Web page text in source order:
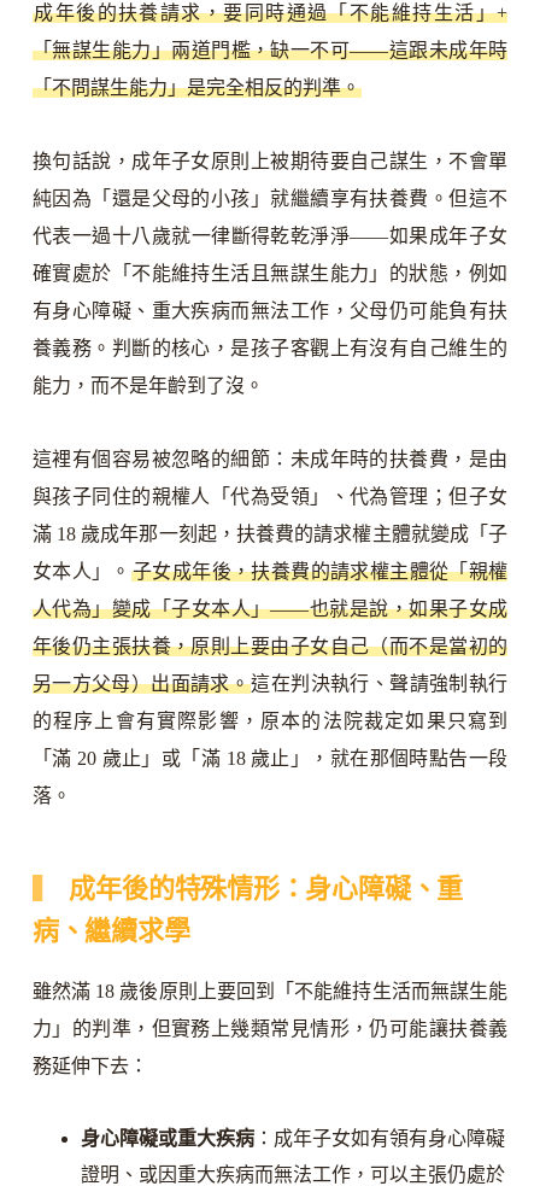
成年後的扶養請求，要同時通過「不能維持生活」+
「無謀生能力」兩道門檻，缺一不可——這跟未成年時
「不問謀生能力」是完全相反的判準。
換句話說，成年子女原則上被期待要自己謀生，不會單
純因為「還是父母的小孩」就繼續享有扶養費。但這不
代表一過十八歲就一律斷得乾乾淨淨——如果成年子女
確實處於「不能維持生活且無謀生能力」的狀態，例如
有身心障礙、重大疾病而無法工作，父母仍可能負有扶
養義務。判斷的核心，是孩子客觀上有沒有自己維生的
能力，而不是年齡到了沒。
這裡有個容易被忽略的細節：未成年時的扶養費，是由
與孩子同住的親權人「代為受領」、代為管理；但子女
滿 18 歲成年那一刻起，扶養費的請求權主體就變成「子
女本人」。 子女成年後，扶養費的請求權主體從「親權
人代為」變成「子女本人」——也就是說，如果子女成
年後仍主張扶養，原則上要由子女自己（而不是當初的
另一方父母）出面請求。這在判決執行、聲請強制執行
的程序上會有實際影響，原本的法院裁定如果只寫到
「滿 20 歲止」或「滿 18 歲止」，就在那個時點告一段
落。
成年後的特殊情形：身心障礙、重
病、繼續求學
雖然滿 18 歲後原則上要回到「不能維持生活而無謀生能
力」的判準，但實務上幾類常見情形，仍可能讓扶養義
務延伸下去：
身心障礙或重大疾病：成年子女如有領有身心障礙
證明、或因重大疾病而無法工作，可以主張仍處於